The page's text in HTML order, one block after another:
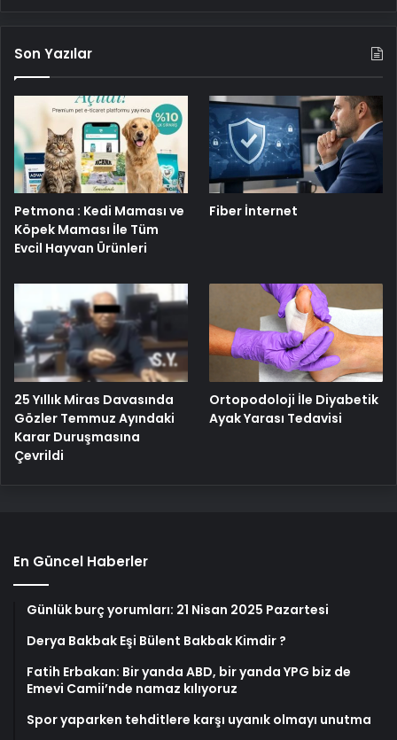
Son Yazılar
Petmona : Kedi Maması ve
Köpek Maması İle Tüm
Evcil Hayvan Ürünleri
Fiber İnternet
25 Yıllık Miras Davasında
Gözler Temmuz Ayındaki
Karar Duruşmasına
Çevrildi
Ortopodoloji İle Diyabetik
Ayak Yarası Tedavisi
En Güncel Haberler
Günlük burç yorumları: 21 Nisan 2025 Pazartesi
Derya Bakbak Eşi Bülent Bakbak Kimdir ?
Fatih Erbakan: Bir yanda ABD, bir yanda YPG biz de
Emevi Camii’nde namaz kılıyoruz
Spor yaparken tehditlere karşı uyanık olmayı unutma